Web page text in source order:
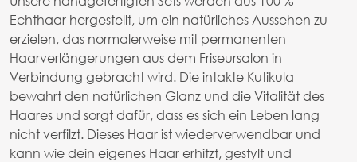
Echthaar hergestellt, um ein natürliches Aussehen zu
erzielen, das normalerweise mit permanenten
Haarverlängerungen aus dem Friseursalon in
Verbindung gebracht wird. Die intakte Kutikula
bewahrt den natürlichen Glanz und die Vitalität des
Haares und sorgt dafür, dass es sich ein Leben lang
nicht verfilzt. Dieses Haar ist wiederverwendbar und
kann wie dein eigenes Haar erhitzt, gestylt und